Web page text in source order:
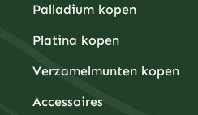
Palladium kopen
Platina kopen
Verzamelmunten kopen
Accessoires